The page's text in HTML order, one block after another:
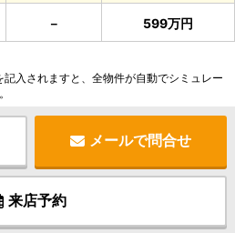
－ 599万円
記入されますと、全物件が自動でシミュレー
メールで問合せ
来店予約